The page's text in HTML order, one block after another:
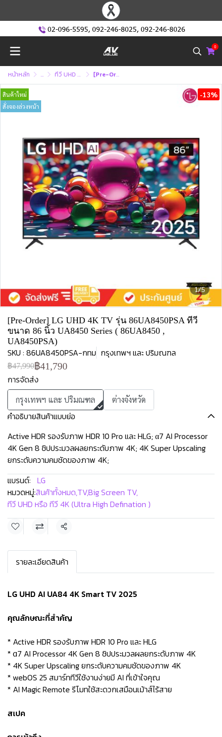
02-096-5595, 092-246-8025, 092-246-8026
0
หน้าหลัก ... ทีวี UHD หรือ ทีวี 4K (Ultra High Defination ) [Pre-Order] LG UHD 4K TV รุ่น 86UA8450PSA ทีวีขนาด 86 นิ้ว UA8450 Series ( 86UA8450 , UA8450PSA)
1/5
สินค้าใหม่
สั่งจองล่วงหน้า
-13%
[Pre-Order] LG UHD 4K TV รุ่น 86UA8450PSA ทีวี
ขนาด 86 นิ้ว UA8450 Series ( 86UA8450 ,
UA8450PSA)
SKU : 86UA8450PSA-กทม กรุงเทพฯ และ ปริมณฑล
฿47,990฿41,790
การจัดส่ง
กรุงเทพฯ และ ปริมณฑล ต่างจังหวัด
คำอธิบายสินค้าแบบย่อ
Active HDR รองรับภาพ HDR 10 Pro และ HLG; α7 AI Processor
4K Gen 8 ชิปประมวลผลยกระดับภาพ 4K; 4K Super Upscaling
ยกระดับความคมชัดของภาพ 4K;
แบรนด์: LG
หมวดหมู่:สินค้าทั้งหมด,TV,Big Screen TV,
ทีวี UHD หรือ ทีวี 4K (Ultra High Defination )
แชร์
รายละเอียดสินค้า
LG UHD AI UA84 4K Smart TV 2025
คุณลักษณะที่สำคัญ
* Active HDR รองรับภาพ HDR 10 Pro และ HLG
* α7 AI Processor 4K Gen 8 ชิปประมวลผลยกระดับภาพ 4K
* 4K Super Upscaling ยกระดับความคมชัดของภาพ 4K
* webOS 25 สมาร์ททีวีใช้งานง่ายมี AI ที่เข้าใจคุณ
* AI Magic Remote รีโมทใช้สะดวกเสมือนเม้าส์ไร้สาย
สเปค